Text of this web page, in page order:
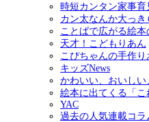
時短カンタン家事育
カン太なんか大っき
ことばで広がる絵本
天才！こどもりあん
こぴちゃんの手作り
キッズNews
かわいい、おいしい
絵本に出てくる「
YAC
過去の人気連載コラ